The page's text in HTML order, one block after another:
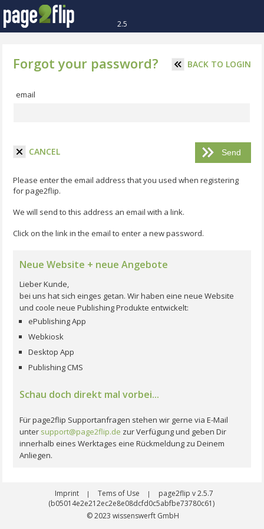
2.5
Forgot your password? BACK TO LOGIN
email
CANCEL
Please enter the email address that you used when registering
for page2flip.
We will send to this address an email with a link.
Click on the link in the email to enter a new password.
Neue Website + neue Angebote
Lieber Kunde,
bei uns hat sich einges getan. Wir haben eine neue Website
und coole neue Publishing Produkte entwickelt:
ePublishing App
Webkiosk
Desktop App
Publishing CMS
Schau doch direkt mal vorbei...
Für page2flip Supportanfragen stehen wir gerne via E-Mail
unter support@page2flip.de zur Verfügung und geben Dir
innerhalb eines Werktages eine Rückmeldung zu Deinem
Anliegen.
Imprint | Tems of Use |
page2flip v 2.5.7
(b05014e2e212ec2e8e08dcfd0c5abfbe73780c61)
© 2023 wissenswerft GmbH